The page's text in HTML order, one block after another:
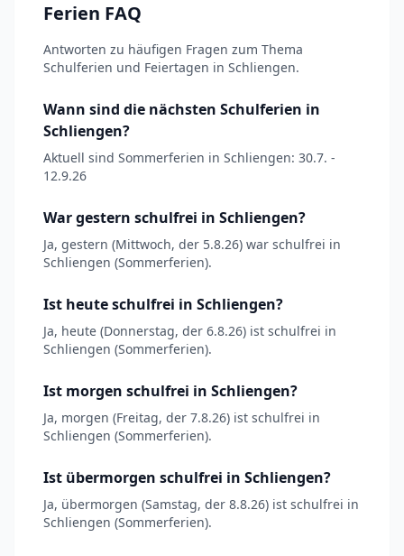
Ferien FAQ
Antworten zu häufigen Fragen zum Thema
Schulferien und Feiertagen in Schliengen.
Wann sind die nächsten Schulferien in
Schliengen?
Aktuell sind Sommerferien in Schliengen: 30.7. -
12.9.26
War gestern schulfrei in Schliengen?
Ja, gestern (Mittwoch, der 5.8.26) war schulfrei in
Schliengen (Sommerferien).
Ist heute schulfrei in Schliengen?
Ja, heute (Donnerstag, der 6.8.26) ist schulfrei in
Schliengen (Sommerferien).
Ist morgen schulfrei in Schliengen?
Ja, morgen (Freitag, der 7.8.26) ist schulfrei in
Schliengen (Sommerferien).
Ist übermorgen schulfrei in Schliengen?
Ja, übermorgen (Samstag, der 8.8.26) ist schulfrei in
Schliengen (Sommerferien).